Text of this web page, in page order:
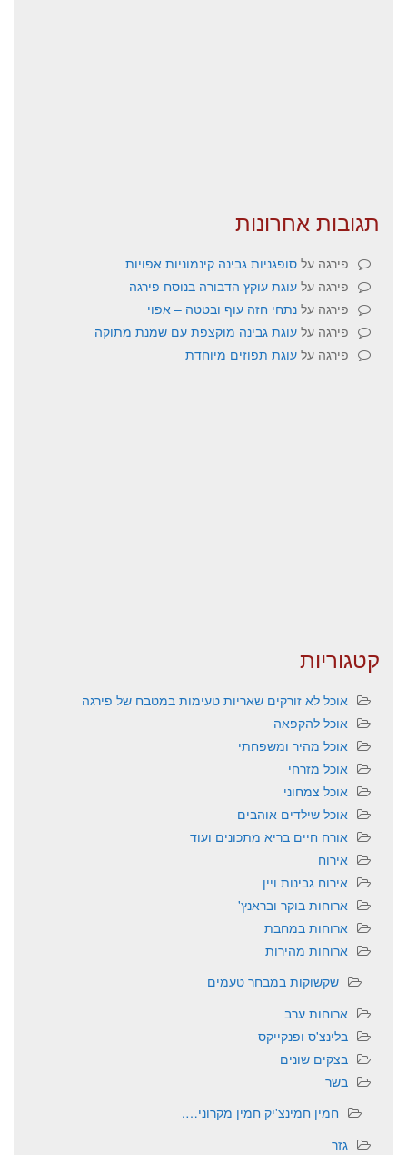
תגובות אחרונות
פירגה על סופגניות גבינה קינמוניות אפויות
פירגה על עוגת עוקץ הדבורה בנוסח פירגה
פירגה על נתחי חזה עוף ובטטה – אפוי
פירגה על עוגת גבינה מוקצפת עם שמנת מתוקה
פירגה על עוגת תפוזים מיוחדת
קטגוריות
אוכל לא זורקים שאריות טעימות במטבח של פירגה
אוכל להקפאה
אוכל מהיר ומשפחתי
אוכל מזרחי
אוכל צמחוני
אוכל שילדים אוהבים
אורח חיים בריא מתכונים ועוד
אירוח
אירוח גבינות ויין
ארוחות בוקר ובראנץ'
ארוחות במחבת
ארוחות מהירות
שקשוקות במבחר טעמים
ארוחות ערב
בלינצ'ס ופנקייקס
בצקים שונים
בשר
חמין חמינצ'יק חמין מקרוני….
גזר